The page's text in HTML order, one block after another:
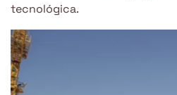
tecnológica.